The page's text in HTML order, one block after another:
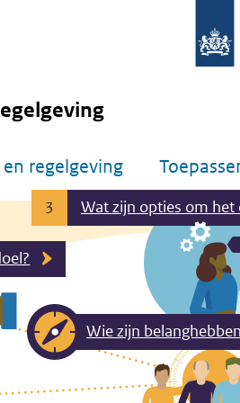
regelgeving
3 Wat zijn opties om het
Wie zijn